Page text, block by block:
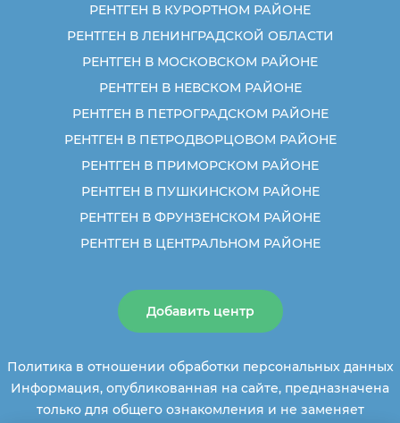
РЕНТГЕН В КУРОРТНОМ РАЙОНЕ
РЕНТГЕН В ЛЕНИНГРАДСКОЙ ОБЛАСТИ
РЕНТГЕН В МОСКОВСКОМ РАЙОНЕ
РЕНТГЕН В НЕВСКОМ РАЙОНЕ
РЕНТГЕН В ПЕТРОГРАДСКОМ РАЙОНЕ
РЕНТГЕН В ПЕТРОДВОРЦОВОМ РАЙОНЕ
РЕНТГЕН В ПРИМОРСКОМ РАЙОНЕ
РЕНТГЕН В ПУШКИНСКОМ РАЙОНЕ
РЕНТГЕН В ФРУНЗЕНСКОМ РАЙОНЕ
РЕНТГЕН В ЦЕНТРАЛЬНОМ РАЙОНЕ
Добавить центр
Политика в отношении обработки персональных данных
Информация, опубликованная на сайте, предназначена
только для общего ознакомления и не заменяет